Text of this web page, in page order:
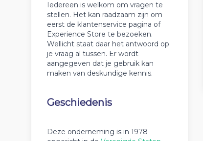
Iedereen is welkom om vragen te
stellen. Het kan raadzaam zijn om
eerst de klantenservice pagina of
Experience Store te bezoeken.
Wellicht staat daar het antwoord op
je vraag al tussen. Er wordt
aangegeven dat je gebruik kan
maken van deskundige kennis.
Geschiedenis
Deze onderneming is in 1978